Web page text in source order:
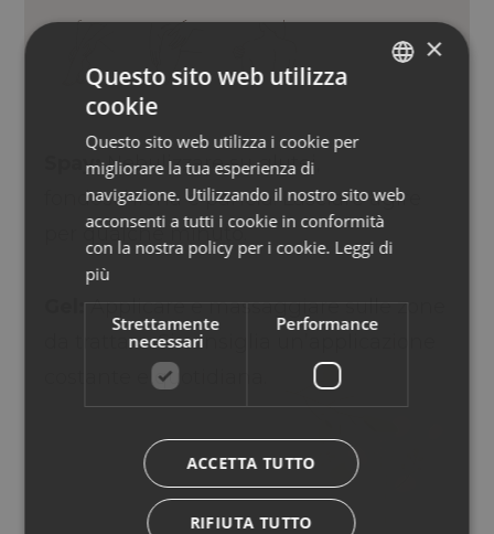
Spay:Nebulizzare su glutei,
fondoschiena e pancia. Lasciare agire
per qualche minuto.
Gel:Applicare e massaggiare sulle zone
da trattare. Si consiglia un’applicazione
costante e quotidiana.
×
Questo sito web utilizza
cookie
Questo sito web utilizza i cookie per
migliorare la tua esperienza di
navigazione. Utilizzando il nostro sito web
acconsenti a tutti i cookie in conformità
con la nostra policy per i cookie. Leggi di
più
Strettamente
necessari
Performance
ACCETTA TUTTO
RIFIUTA TUTTO